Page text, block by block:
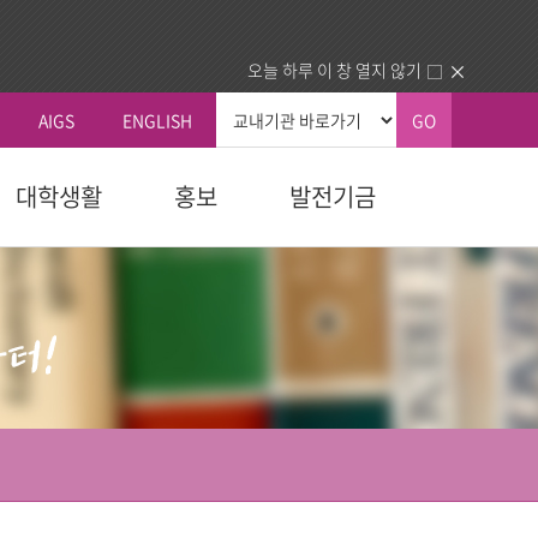
오늘 하루 이 창 열지 않기
AIGS ENGLISH GO
총장소개
주요활동
대학정보
교육대학원
다문화교육복지대학원
휴/복학 안내
장학안내
대학생활
동문회
건의함
분실물
홍보
국외 교류기관
동문교회/기관 인증제
발전기금